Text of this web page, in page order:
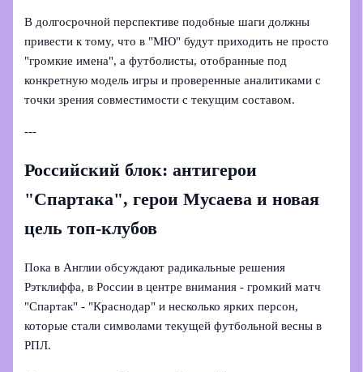
В долгосрочной перспективе подобные шаги должны
привести к тому, что в "МЮ" будут приходить не просто
"громкие имена", а футболисты, отобранные под
конкретную модель игры и проверенные аналитиками с
точки зрения совместимости с текущим составом.
---
Российский блок: антигерои
"Спартака", герои Мусаева и новая
цель топ-клубов
Пока в Англии обсуждают радикальные решения
Рэтклиффа, в России в центре внимания - громкий матч
"Спартак" - "Краснодар" и несколько ярких персон,
которые стали символами текущей футбольной весны в
РПЛ.